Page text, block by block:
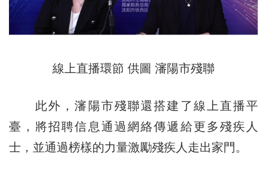
線上直播環節 供圖 瀋陽市殘聯
此外，瀋陽市殘聯還搭建了線上直播平
臺，將招聘信息通過網絡傳遞給更多殘疾人
士，並通過榜樣的力量激勵殘疾人走出家門。